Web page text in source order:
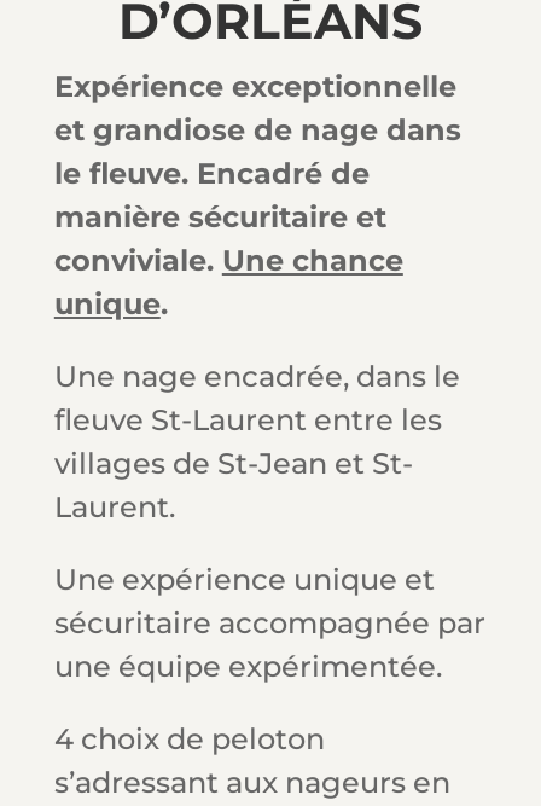
D’ORLÉANS
Expérience exceptionnelle
et grandiose de nage dans
le fleuve. Encadré de
manière sécuritaire et
conviviale. Une chance
unique.
Une nage encadrée, dans le
fleuve St-Laurent entre les
villages de St-Jean et St-
Laurent.
Une expérience unique et
sécuritaire accompagnée par
une équipe expérimentée.
4 choix de peloton
s’adressant aux nageurs en